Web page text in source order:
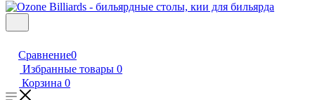
Сравнение0
Избранные товары 0
Корзина 0